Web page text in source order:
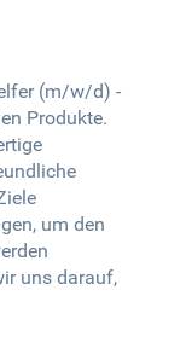
(m/w/d) -
Produkte.
um den
uns darauf,